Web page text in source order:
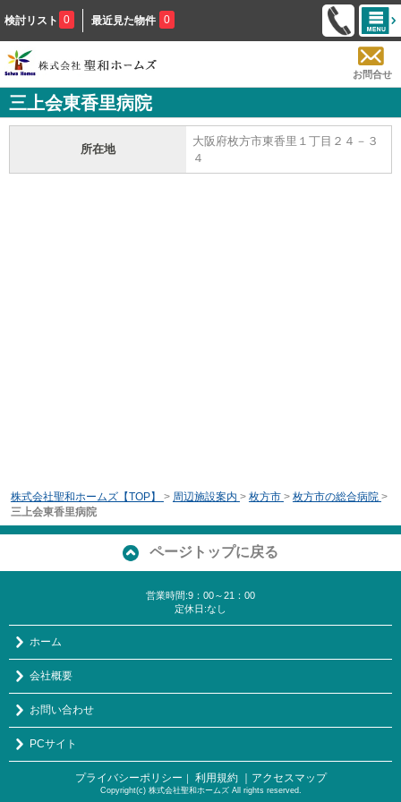
検討リスト 0 最近見た物件 0
お問合せ
三上会東香里病院
所在地
大阪府枚方市東香里１丁目２４－３
４
株式会社聖和ホームズ【TOP】 > 周辺施設案内 > 枚方市 > 枚方市の総合病院 >
三上会東香里病院
ページトップに戻る
営業時間:9：00～21：00
定休日:なし
ホーム
会社概要
お問い合わせ
PCサイト
プライバシーポリシー ｜ 利用規約 ｜アクセスマップ
Copyright(c) 株式会社聖和ホームズ All rights reserved.